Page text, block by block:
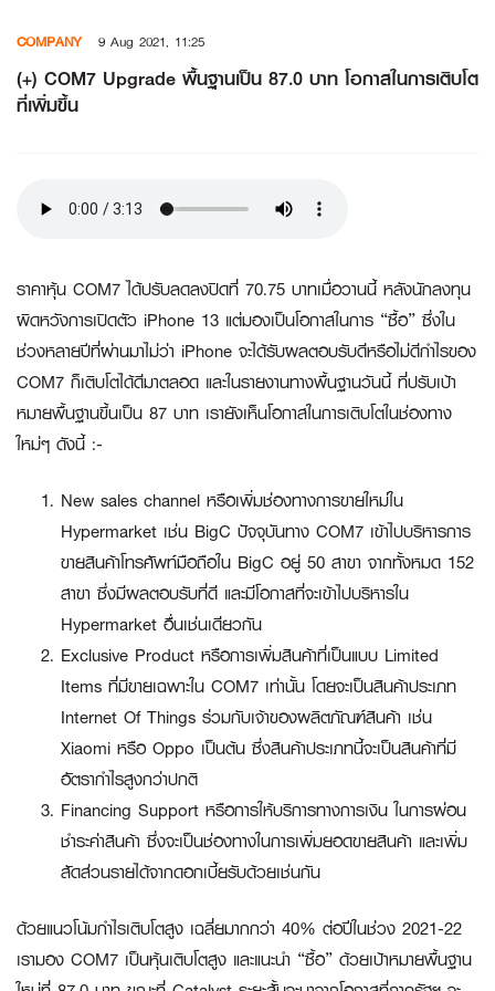
content
COMPANY 9 Aug 2021, 11:25
(+) COM7 Upgrade พื้นฐานเป็น 87.0 บาท โอกาสในการเติบโต
ที่เพิ่มขึ้น
ราคาหุ้น COM7 ได้ปรับลดลงปิดที่ 70.75 บาทเมื่อวานนี้ หลังนักลงทุน
ผิดหวังการเปิดตัว iPhone 13 แต่มองเป็นโอกาสในการ “ซื้อ” ซึ่งใน
ช่วงหลายปีที่ผ่านมาไม่ว่า iPhone จะได้รับผลตอบรับดีหรือไม่ดีกำไรของ
COM7 ก็เติบโตได้ดีมาตลอด และในรายงานทางพื้นฐานวันนี้ ที่ปรับเป้า
หมายพื้นฐานขึ้นเป็น 87 บาท เรายังเห็นโอกาสในการเติบโตในช่องทาง
ใหม่ๆ ดังนี้ :-
New sales channel หรือเพิ่มช่องทางการขายใหม่ใน
Hypermarket เช่น BigC ปัจจุบันทาง COM7 เข้าไปบริหารการ
ขายสินค้าโทรศัพท์มือถือใน BigC อยู่ 50 สาขา จากทั้งหมด 152
สาขา ซึ่งมีผลตอบรับที่ดี และมีโอกาสที่จะเข้าไปบริหารใน
Hypermarket อื่นเช่นเดียวกัน
Exclusive Product หรือการเพิ่มสินค้าที่เป็นแบบ Limited
Items ที่มีขายเฉพาะใน COM7 เท่านั้น โดยจะเป็นสินค้าประเภท
Internet Of Things ร่วมกับเจ้าของผลิตภัณฑ์สินค้า เช่น
Xiaomi หรือ Oppo เป็นต้น ซึ่งสินค้าประเภทนี้จะเป็นสินค้าที่มี
อัตรากำไรสูงกว่าปกติ
Financing Support หรือการให้บริการทางการเงิน ในการผ่อน
ชำระค่าสินค้า ซึ่งจะเป็นช่องทางในการเพิ่มยอดขายสินค้า และเพิ่ม
สัดส่วนรายได้จากดอกเบี้ยรับด้วยเช่นกัน
ด้วยแนวโน้มกำไรเติบโตสูง เฉลี่ยมากกว่า 40% ต่อปีในช่วง 2021-22
เรามอง COM7 เป็นหุ้นเติบโตสูง และแนะนำ “ซื้อ” ด้วยเป้าหมายพื้นฐาน